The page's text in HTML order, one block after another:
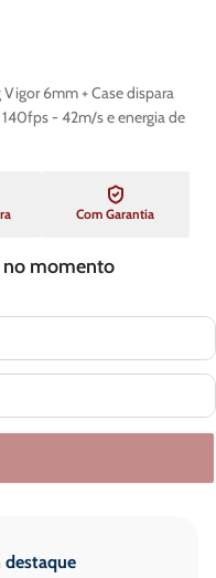
6mm + Case dispara
- 42m/s e energia de
Com Garantia
no momento
destaque